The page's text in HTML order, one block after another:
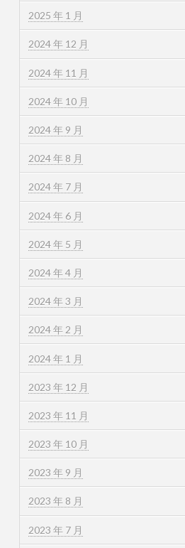
2025 年 1 月
2024 年 12 月
2024 年 11 月
2024 年 10 月
2024 年 9 月
2024 年 8 月
2024 年 7 月
2024 年 6 月
2024 年 5 月
2024 年 4 月
2024 年 3 月
2024 年 2 月
2024 年 1 月
2023 年 12 月
2023 年 11 月
2023 年 10 月
2023 年 9 月
2023 年 8 月
2023 年 7 月